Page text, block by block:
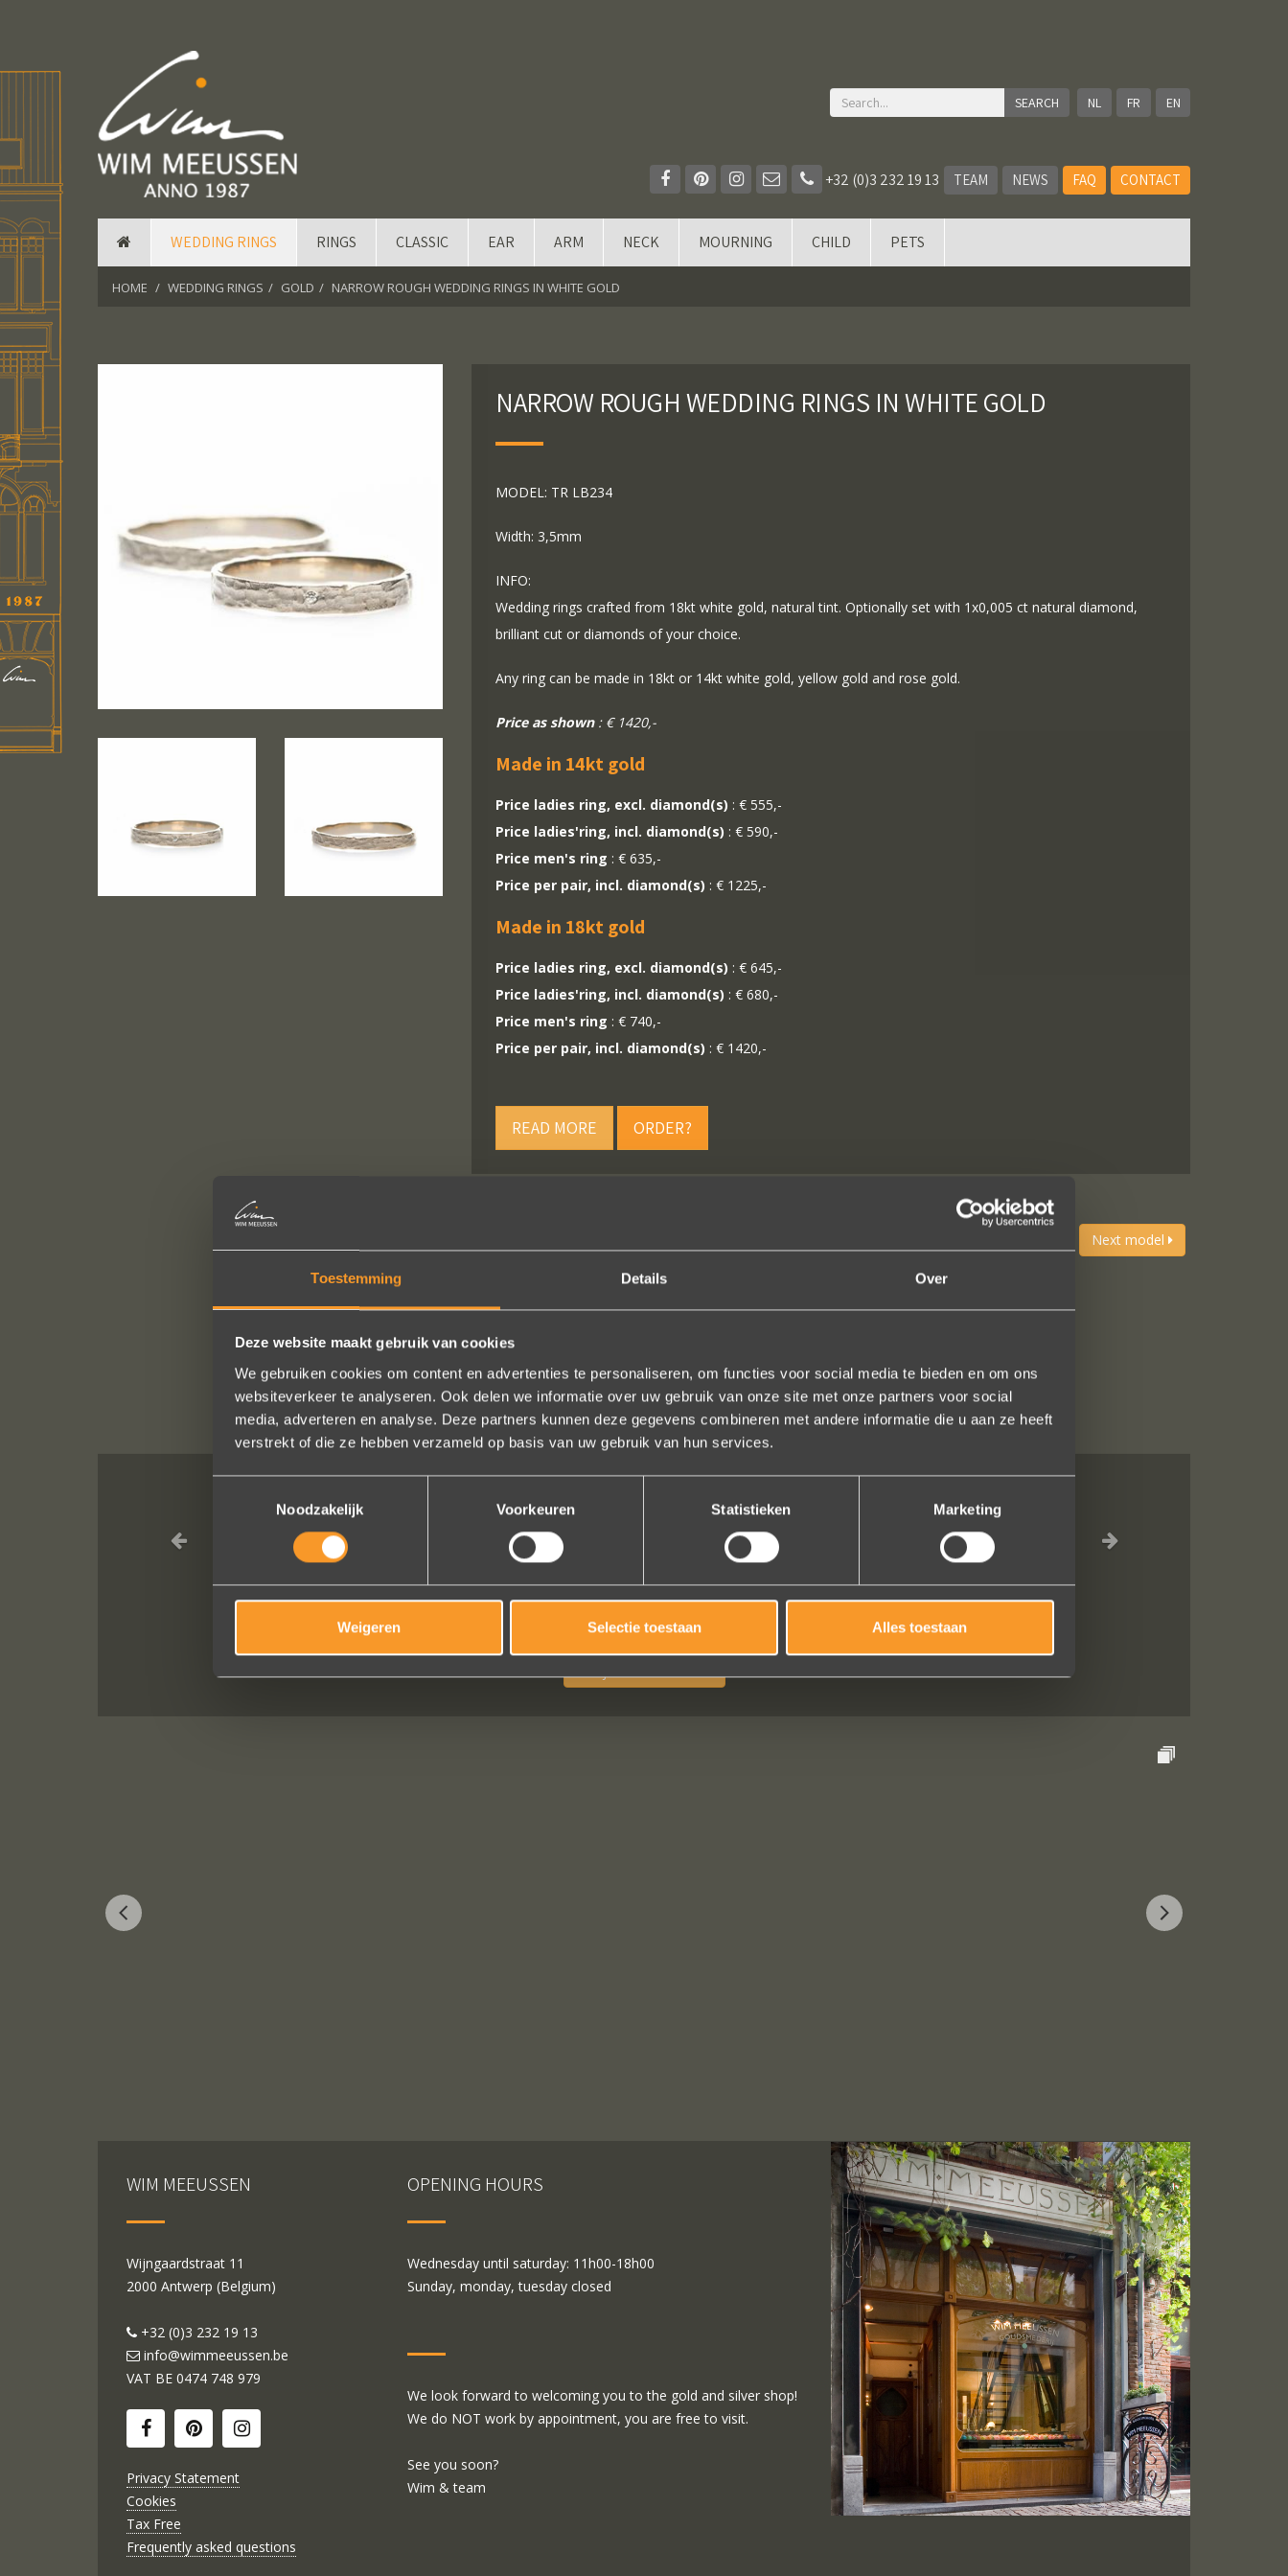
Toestemming Details Over
Deze website maakt gebruik van cookies
We gebruiken cookies om content en advertenties te personaliseren, om functies voor social media te bieden en om ons
websiteverkeer te analyseren. Ook delen we informatie over uw gebruik van onze site met onze partners voor social
media, adverteren en analyse. Deze partners kunnen deze gegevens combineren met andere informatie die u aan ze heeft
verstrekt of die ze hebben verzameld op basis van uw gebruik van hun services.
Noodzakelijk
Voorkeuren Statistieken Marketing
Weigeren Selectie toestaan Alles toestaan
NL FR EN
+32 (0)3 232 19 13 TEAM NEWS FAQ CONTACT
WEDDING RINGS RINGS CLASSIC EAR ARM NECK MOURNING CHILD PETS
HOME WEDDING RINGS GOLD NARROW ROUGH WEDDING RINGS IN WHITE GOLD
NARROW ROUGH WEDDING RINGS IN WHITE GOLD
MODEL: TR LB234
Width: 3,5mm
INFO:
Wedding rings crafted from 18kt white gold, natural tint. Optionally set with 1x0,005 ct natural diamond,
brilliant cut or diamonds of your choice.
Any ring can be made in 18kt or 14kt white gold, yellow gold and rose gold.
Price as shown: € 1420,-
Made in 14kt gold
Price ladies ring, excl. diamond(s) : € 555,-
Price ladies'ring, incl. diamond(s) : € 590,-
Price men's ring : € 635,-
Price per pair, incl. diamond(s) : € 1225,-
Made in 18kt gold
Price ladies ring, excl. diamond(s) : € 645,-
Price ladies'ring, incl. diamond(s) : € 680,-
Price men's ring : € 740,-
Price per pair, incl. diamond(s) : € 1420,-
READ MORE ORDER?
Next model
Wat een prachtige ervaring ! Heel professioneel team, persoonlijk en warm onthaal, verzorgde
service, punctueel in het uitvoeren van de bestelling, permanent contact per email tot het versturen
van van de ringen (we wonen in het buitenland). Alles tip top en dat mag hoog en duidelijk gezegd
worden.
Brigitte Antoine Guiet
WIM MEEUSSEN
Wijngaardstraat 11
2000 Antwerp (Belgium)
+32 (0)3 232 19 13
info@wimmeeussen.be
VAT BE 0474 748 979
Privacy Statement
Cookies
Tax Free
Frequently asked questions
OPENING HOURS
Wednesday until saturday: 11h00-18h00
Sunday, monday, tuesday closed
We look forward to welcoming you to the gold and silver shop!
We do NOT work by appointment, you are free to visit.
See you soon?
Wim & team